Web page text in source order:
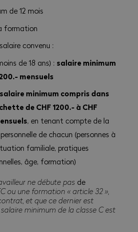
de 12 mois
formation
convenu :
de 18 ans) : salaire minimum
mensuels
salaire minimum compris dans
de CHF 1200.- à CHF
, en tenant compte de la
de chacun (personnes à
familiale, pratiques
âge, formation)
ne débute pas de
ou une formation « article 32 »,
et que ce dernier est
minimum de la classe C est